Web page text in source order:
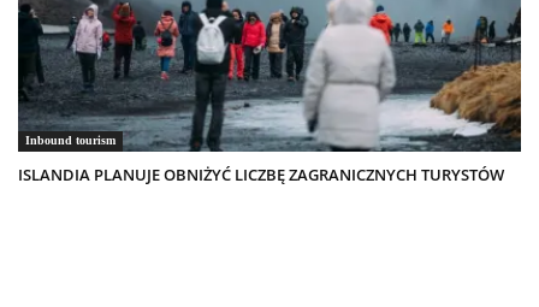
Inbound tourism
ISLANDIA PLANUJE OBNIŻYĆ LICZBĘ ZAGRANICZNYCH TURYSTÓW